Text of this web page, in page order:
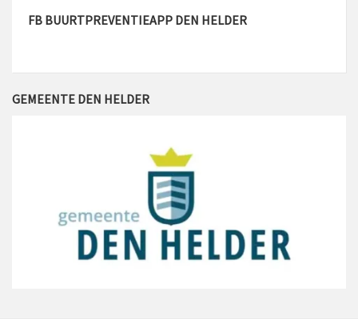
FB BUURTPREVENTIEAPP DEN HELDER
GEMEENTE DEN HELDER